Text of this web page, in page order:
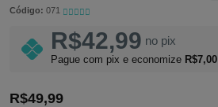
Código: 071
R$42,99 no pix
Pague com pix e economize R$7,00
R$49,99